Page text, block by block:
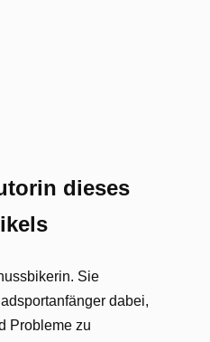
dieses
Sie
dabei,
Probleme zu